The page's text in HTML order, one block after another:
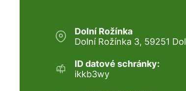
Dolní Rožínka
Dolní Rožínka 3, 59251
ID datové schránky:
ikkb3wy